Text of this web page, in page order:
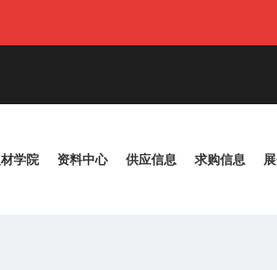
学院 资料中心 供应信息 求购信息